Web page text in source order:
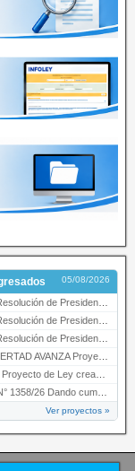
05/08/2026
N° 200/26 para su ratificación.
N° 199/26 para su ratificación.
N° 198/26 para su ratificación.
de Ley declarando la esencialidad del servicio educativ…
el Ente Único Regulador de servicios públicos de la …
al artículo 29 de la Ley provincial N° 1399…
Ver proyectos »